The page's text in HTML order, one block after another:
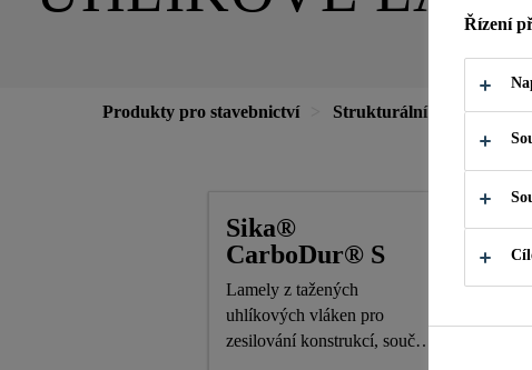
Produkty pro stavebnictví Strukturální zesilování
Sika®
CarboDur® S
Lamely z tažených
uhlíkových vláken pro
zesilování konstrukcí, součást
Řízení